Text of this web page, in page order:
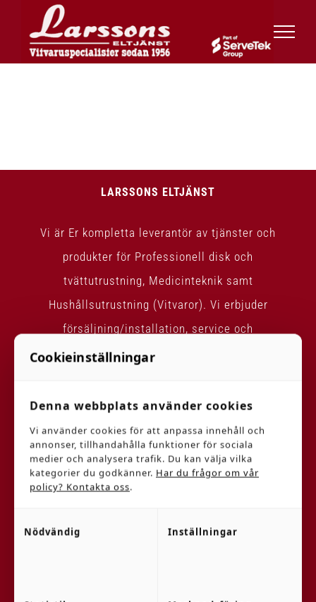
innehållet
LARSSONS ELTJÄNST
Vi är Er kompletta leverantör av tjänster och
produkter för Professionell disk och
tvättutrustning, Medicinteknik samt
Hushållsutrustning (Vitvaror). Vi erbjuder
försäljning/installation, service och
reservdelar/tillbehör.
Cookieinställningar
Denna webbplats använder cookies
Vi använder cookies för att anpassa innehåll och
annonser, tillhandahålla funktioner för sociala
medier och analysera trafik. Du kan välja vilka
kategorier du godkänner. Har du frågor om vår
policy? Kontakta oss.
Nödvändig Inställningar